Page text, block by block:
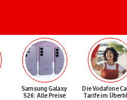
Samsung Galaxy
S26: Alle Preise
Die Vodafone
Tarife im